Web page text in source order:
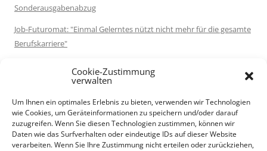
Cookie-Zustimmung
verwalten
Um Ihnen ein optimales Erlebnis zu bieten, verwenden wir Technologien
wie Cookies, um Geräteinformationen zu speichern und/oder darauf
zuzugreifen. Wenn Sie diesen Technologien zustimmen, können wir
Daten wie das Surfverhalten oder eindeutige IDs auf dieser Website
verarbeiten. Wenn Sie Ihre Zustimmung nicht erteilen oder zurückziehen,
Sonderausgabenabzug
Job-Futuromat: "Einmal Gelerntes nützt nicht mehr für die gesamte
Berufskarriere"
einkommensteuerpflichtig
Serie: Schlussabrechnungen der Coronahilfen: Schlussabrechnung
versäumt: VG Düsseldorf bestätigt volle Rückforderung
FinMin Mecklenburg-Vorpommern: Umsatzsteuer bei